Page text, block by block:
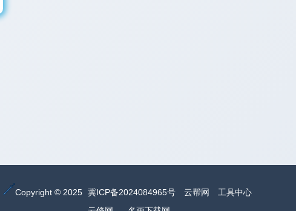
Copyright © 2025 冀ICP备2024084965号 云帮网
工具中心